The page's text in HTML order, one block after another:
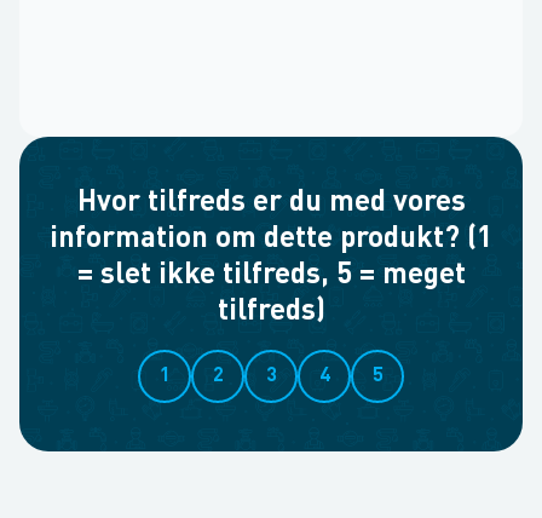
Hvor tilfreds er du med vores
information om dette produkt? (1
= slet ikke tilfreds, 5 = meget
tilfreds)
1 2 3 4 5